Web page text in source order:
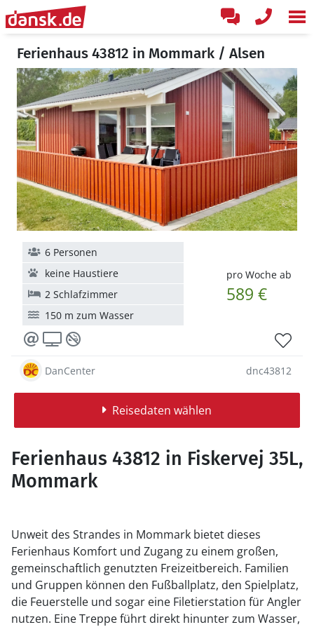
Ferienhaus 43812 in Mommark / Alsen
pro Woche ab
589 €
6 Personen
keine Haustiere
2 Schlafzimmer
150 m zum Wasser
DanCenter dnc43812
Reisedaten wählen
Ferienhaus 43812 in Fiskervej 35L,
Mommark
Unweit des Strandes in Mommark bietet dieses
Ferienhaus Komfort und Zugang zu einem großen,
gemeinschaftlich genutzten Freizeitbereich. Familien
und Gruppen können den Fußballplatz, den Spielplatz,
die Feuerstelle und sogar eine Filetierstation für Angler
nutzen. Eine Treppe führt direkt hinunter zum Wasser,